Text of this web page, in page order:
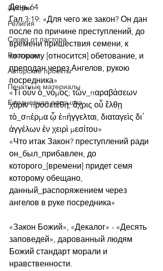
Лекции
Религия
Слово от пастора
Рассказы
Авторские проекты
Печатные материалы
Ежедневная рассылка
День 64
Гал.3:19: «Для чего же закон? Он дан
после по причине преступлений, до
времени пришествия семени, к
которому [относится] обетование, и
преподан через Ангелов, рукою
посредника»
«Τί οὖν ὁ_νόμος; τῶν_παραβάσεων
χάριν προσετέθη, ἄχρις οὗ ἔλθῃ
τὸ_σπέρμα ᾧ ἐπήγγελται, διαταγεὶς δι΄
ἀγγέλων ἐν χειρὶ μεσίτου»
«Что итак Закон? преступлений ради
он_был_прибавлен, до
которого_[времени] придет семя
которому обещано,
данный_распоряжением через
ангелов в руке посредника»
«Закон Божий», «Декалог» - «Десять
заповедей», дарованный людям
Божий стандарт морали и
нравственности.